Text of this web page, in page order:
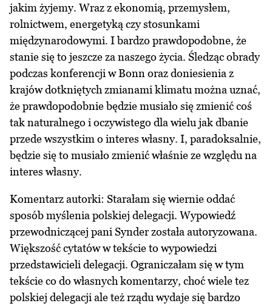
jakim żyjemy. Wraz z ekonomią, przemysłem,
rolnictwem, energetyką czy stosunkami
międzynarodowymi. I bardzo prawdopodobne, że
stanie się to jeszcze za naszego życia. Śledząc obrady
podczas konferencji w Bonn oraz doniesienia z
krajów dotkniętych zmianami klimatu można uznać,
że prawdopodobnie będzie musiało się zmienić coś
tak naturalnego i oczywistego dla wielu jak dbanie
przede wszystkim o interes własny. I, paradoksalnie,
będzie się to musiało zmienić właśnie ze względu na
interes własny.
Komentarz autorki: Starałam się wiernie oddać
sposób myślenia polskiej delegacji. Wypowiedź
przewodniczącej pani Synder została autoryzowana.
Większość cytatów w tekście to wypowiedzi
przedstawicieli delegacji. Ograniczałam się w tym
tekście co do własnych komentarzy, choć wiele tez
polskiej delegacji ale też rządu wydaje się bardzo